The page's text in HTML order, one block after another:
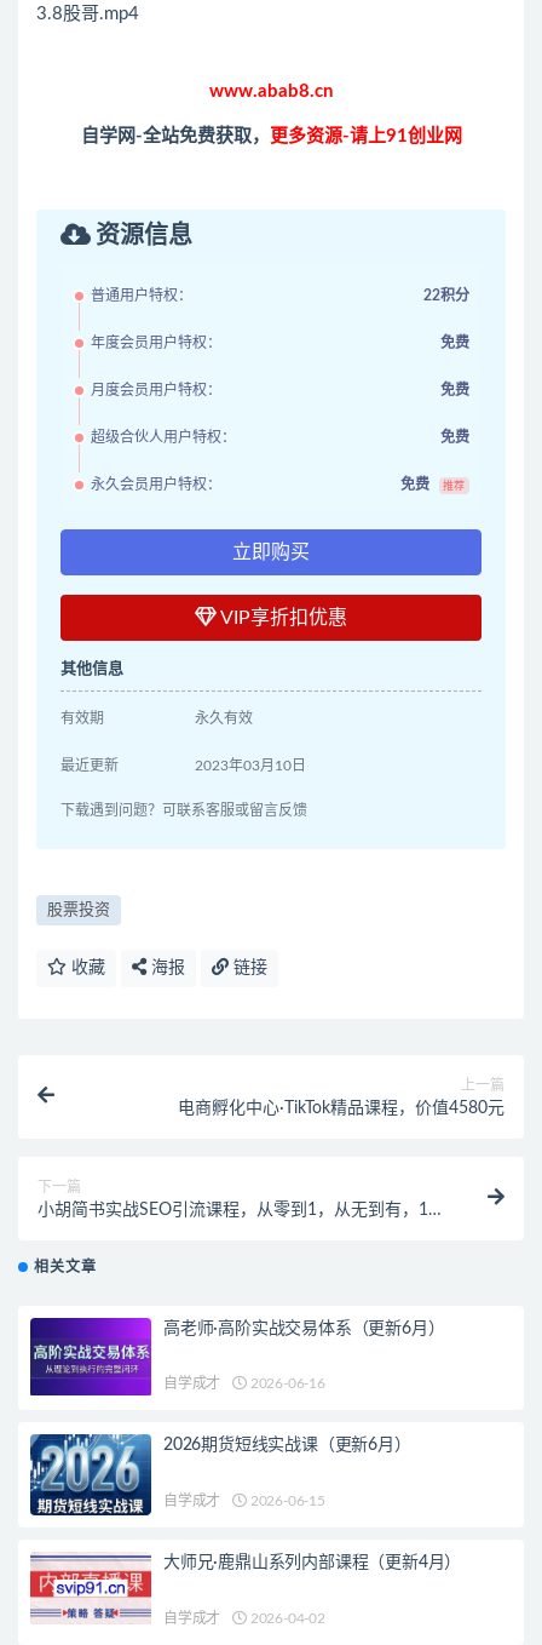
3.8股哥.mp4
www.abab8.cn
自学网-全站免费获取， 更多资源-请上91创业网
资源信息
普通用户特权： 22积分
年度会员用户特权： 免费
月度会员用户特权： 免费
超级合伙人用户特权： 免费
永久会员用户特权： 免费 推荐
立即购买
VIP享折扣优惠
其他信息
有效期 永久有效
最近更新 2023年03月10日
下载遇到问题？可联系客服或留言反馈
股票投资
收藏 海报 链接
上一篇
电商孵化中心·TikTok精品课程，价值4580元
下一篇
小胡简书实战SEO引流课程，从零到1，从无到有，12
相关文章
高老师·高阶实战交易体系（更新6月）
自学成才 2026-06-16
2026期货短线实战课（更新6月）
自学成才 2026-06-15
大师兄·鹿鼎山系列内部课程（更新4月）
自学成才 2026-04-02